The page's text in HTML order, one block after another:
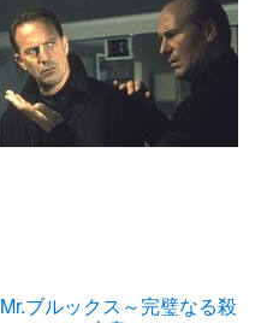
Mr.ブルックス～完璧なる殺